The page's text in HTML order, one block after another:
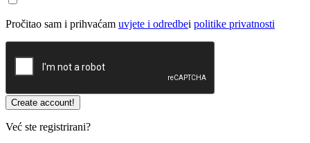
Pročitao sam i prihvaćam uvjete i odredbei politike privatnosti
Već ste registrirani?